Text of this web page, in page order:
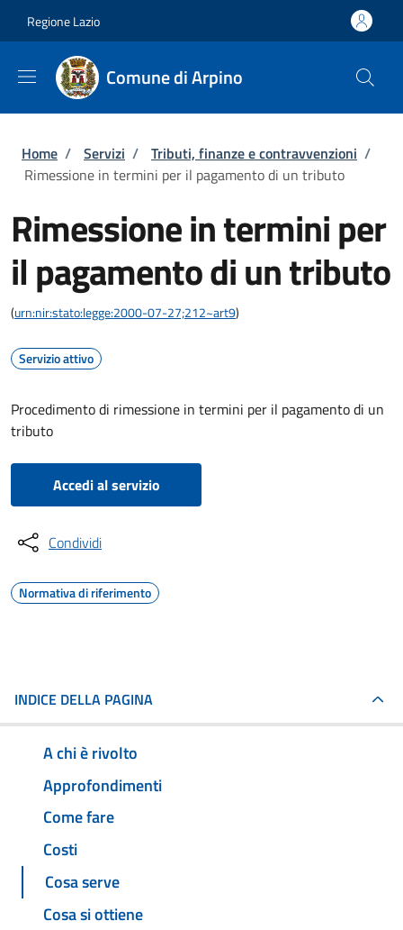
Regione Lazio
Comune di Arpino
Briciole di pane
Home / Servizi / Tributi, finanze e contravvenzioni /
Rimessione in termini per il pagamento di un tributo
Rimessione in termini per
il pagamento di un tributo
(urn:nir:stato:legge:2000-07-27;212~art9)
Servizio attivo
Procedimento di rimessione in termini per il pagamento di un
tributo
Accedi al servizio
Condividi
Normativa di riferimento
INDICE DELLA PAGINA
A chi è rivolto
Approfondimenti
Come fare
Costi
Cosa serve
Cosa si ottiene